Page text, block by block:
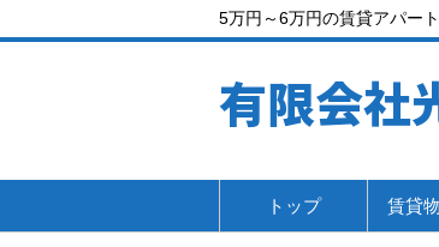
5万円～6万円の賃貸アパー
有限会社
トップ 賃貸